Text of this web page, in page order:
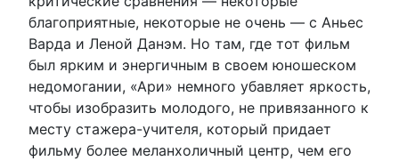
благоприятные, некоторые не очень — с Аньес
Варда и Леной Данэм. Но там, где тот фильм
был ярким и энергичным в своем юношеском
недомогании, «Ари» немного убавляет яркость,
чтобы изобразить молодого, не привязанного к
месту стажера-учителя, который придает
фильму более меланхоличный центр, чем его